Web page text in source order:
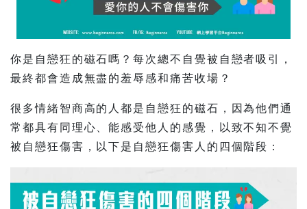
你是自戀狂的磁石嗎？每次總不自覺被自戀者吸引，
最終都會造成無盡的羞辱感和痛苦收場？
很多情緒智商高的人都是自戀狂的磁石，因為他們通
常都具有同理心、能感受他人的感覺，以致不知不覺
被自戀狂傷害，以下是自戀狂傷害人的四個階段：